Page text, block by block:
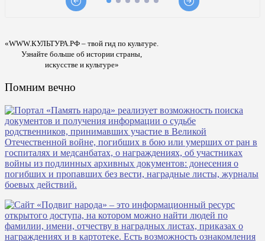
«WWW.КУЛЬТУРА.РФ – твой гид по культуре.
Узнайте больше об истории страны,
искусстве и культуре»
Помним вечно